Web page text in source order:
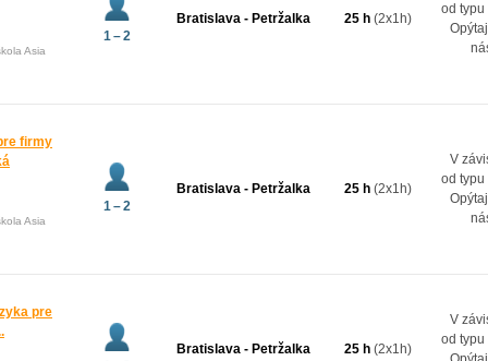
Asia
1 – 2
Bratislava - Petržalka 25 h (2x1h)
od typu
firmy
Asia
1 – 2
Bratislava - Petržalka 25 h (2x1h)
V
od typu
pre
Bratislava - Petržalka 25 h (2x1h)
V
od typu